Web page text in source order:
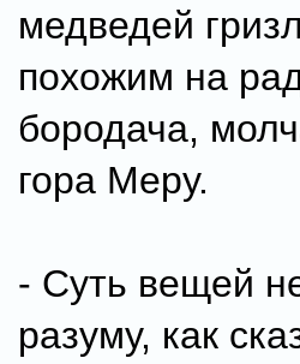
медведей
похожим на
бородача,
гора Меру.
- Суть вещей
разуму, как